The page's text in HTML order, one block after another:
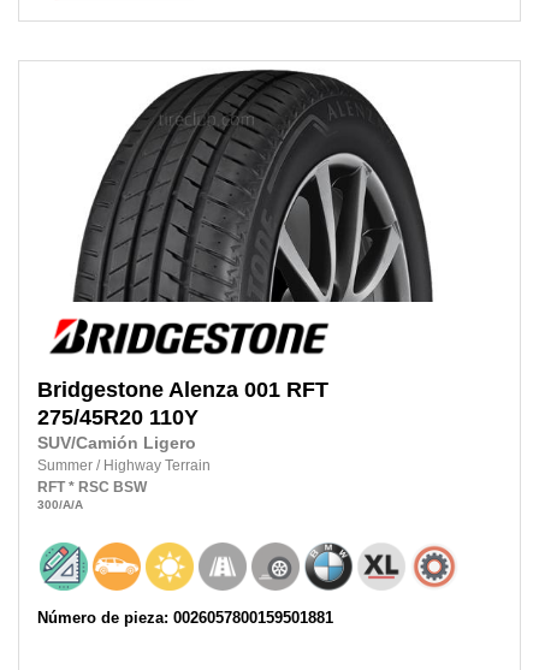
Bridgestone Alenza 001 RFT
275/45R20 110Y
SUV/Camión Ligero
Summer / Highway Terrain
RFT * RSC BSW
300/A/A
Número de pieza: 0026057800159501881